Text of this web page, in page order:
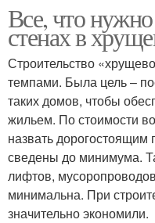
Все, что
стенах в
Строительство
темпами. Была цель –
таких домов, чтобы
жильем. По стоимости
назвать дорогостоящим
сведены до минимума.
лифтов,
минимальна. При
значительно экономили.